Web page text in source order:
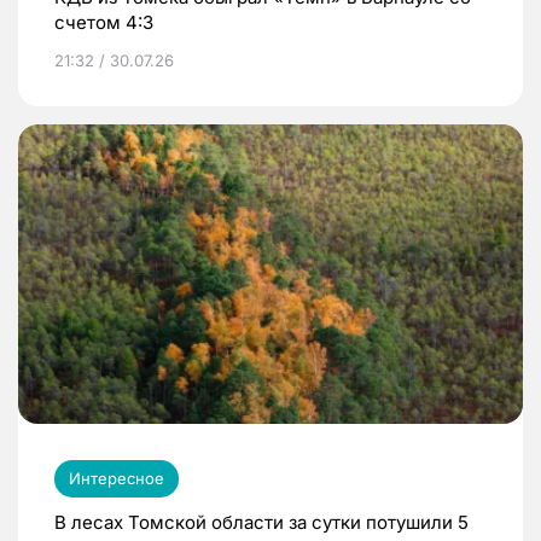
счетом 4:3
21:32 / 30.07.26
Интересное
В лесах Томской области за сутки потушили 5